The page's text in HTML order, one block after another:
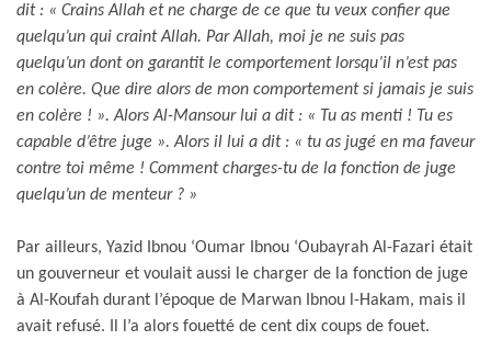
dit : « Crains Allah et ne charge de ce que tu veux confier que
quelqu’un qui craint Allah. Par Allah, moi je ne suis pas
quelqu’un dont on garantit le comportement lorsqu’il n’est pas
en colère. Que dire alors de mon comportement si jamais je suis
en colère ! ». Alors Al-Mansour lui a dit : « Tu as menti ! Tu es
capable d’être juge ». Alors il lui a dit : « tu as jugé en ma faveur
contre toi même ! Comment charges-tu de la fonction de juge
quelqu’un de menteur ? »
Par ailleurs, Yazid Ibnou ‘Oumar Ibnou ‘Oubayrah Al-Fazari était
un gouverneur et voulait aussi le charger de la fonction de juge
à Al-Koufah durant l’époque de Marwan Ibnou l-Hakam, mais il
avait refusé. Il l’a alors fouetté de cent dix coups de fouet.